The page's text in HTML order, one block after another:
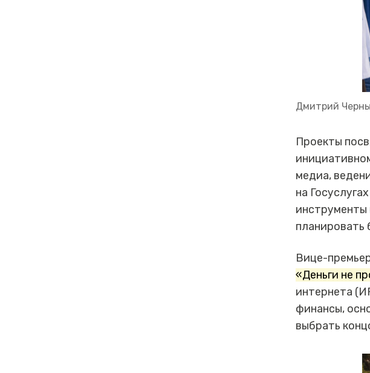
Дмитрий
Проекты
медиа,
на
инструменты
Вице-
«Деньги не
интернета
финансы,
выбрать